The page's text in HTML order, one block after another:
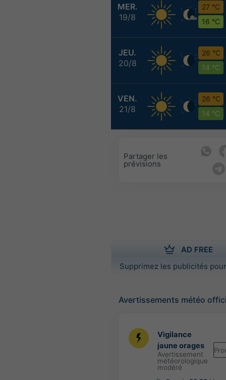
MER.
19/8
27 °C
16 °C
JEU.
20/8
26 °C
14 °C
VEN.
21/8
26 °C
14 °C
Partager les
prévisions
AD FREE
Supprimez les publicités
Avertissements météo
Vigilance
jaune orages
Avertissement
météorologique
modéré